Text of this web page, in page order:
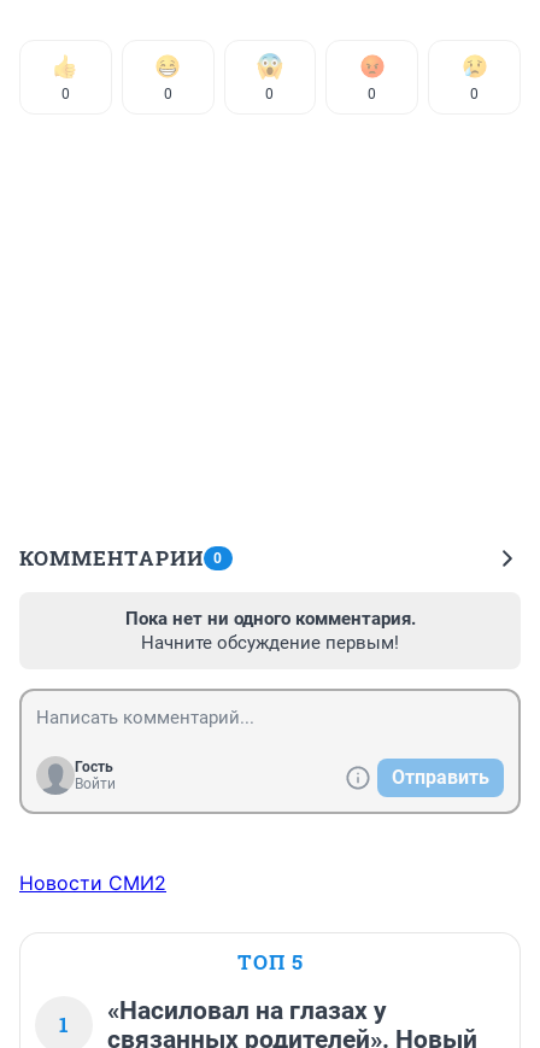
0 0 0 0 0
КОММЕНТАРИИ 0
Пока нет ни одного комментария.
Начните обсуждение первым!
Гость
Войти
Отправить
Новости СМИ2
ТОП 5
1
«Насиловал на глазах у
связанных родителей». Новый